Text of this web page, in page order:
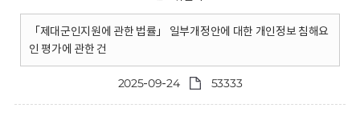
「제대군인지원에 관한 법률」 일부개정안에 대한 개인정보 침해요
인 평가에 관한 건
2025-09-24 53333